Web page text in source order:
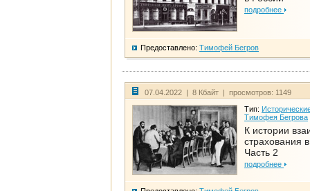
подробнее
Предоставлено: Тимофей Бегров
07.04.2022 | 8 Кбайт | просмотров: 1149
Тип:
Тимофея Бегрова
К истории
страхования
Часть 2
подробнее